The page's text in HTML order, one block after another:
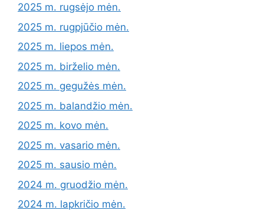
2025 m. rugsėjo mėn.
2025 m. rugpjūčio mėn.
2025 m. liepos mėn.
2025 m. birželio mėn.
2025 m. gegužės mėn.
2025 m. balandžio mėn.
2025 m. kovo mėn.
2025 m. vasario mėn.
2025 m. sausio mėn.
2024 m. gruodžio mėn.
2024 m. lapkričio mėn.